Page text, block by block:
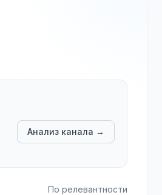
Анализ канала →
По релевантности